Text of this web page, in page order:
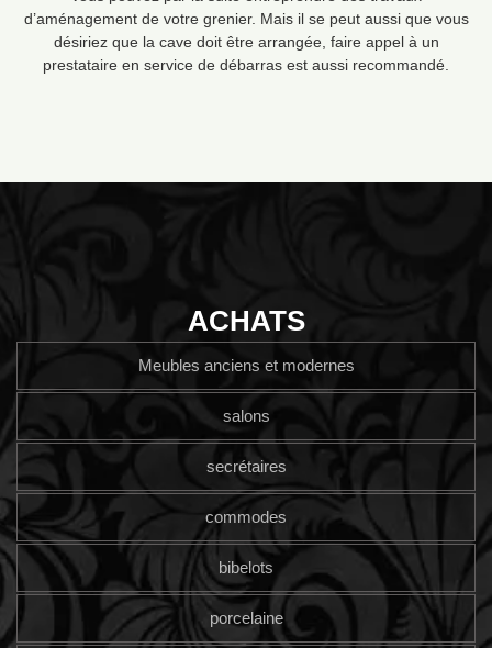
d’aménagement de votre grenier. Mais il se peut aussi que vous
désiriez que la cave doit être arrangée, faire appel à un
prestataire en service de débarras est aussi recommandé.
ACHATS
Meubles anciens et modernes
salons
secrétaires
commodes
bibelots
porcelaine